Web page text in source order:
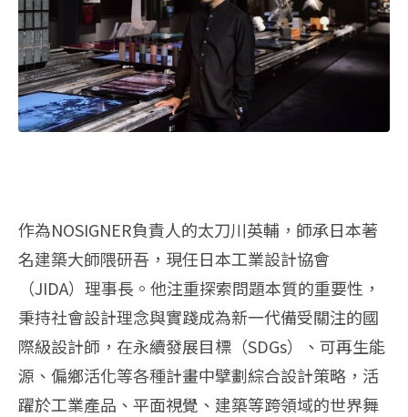
作為NOSIGNER負責人的太刀川英輔，師承日本著
名建築大師隈研吾，現任日本工業設計協會
（JIDA）理事長。他注重探索問題本質的重要性，
秉持社會設計理念與實踐成為新一代備受關注的國
際級設計師，在永續發展目標（SDGs）、可再生能
源、偏鄉活化等各種計畫中擘劃綜合設計策略，活
躍於工業產品、平面視覺、建築等跨領域的世界舞